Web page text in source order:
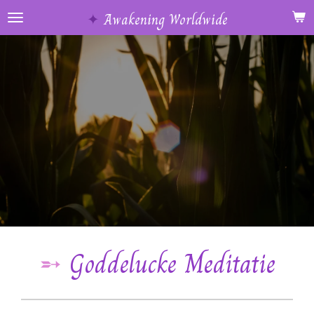
Ga
direct
hoofdinhoud
✦ Awakening Worldwide
➵ Goddelucke Meditatie